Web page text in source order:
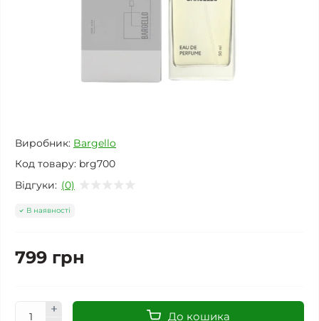
Виробник: Bargello
Код товару: brg700
Відгуки: (0)
В наявності
799 грн
До кошика